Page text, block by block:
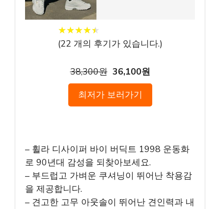
★★★★★
★★★★★
(22 개의 후기가 있습니다.)
38,300원 36,100원
최저가 보러가기
– 휠라 디사이퍼 바이 버딕트 1998 운동화
로 90년대 감성을 되찾아보세요.
– 부드럽고 가벼운 쿠셔닝이 뛰어난 착용감
을 제공합니다.
– 견고한 고무 아웃솔이 뛰어난 견인력과 내